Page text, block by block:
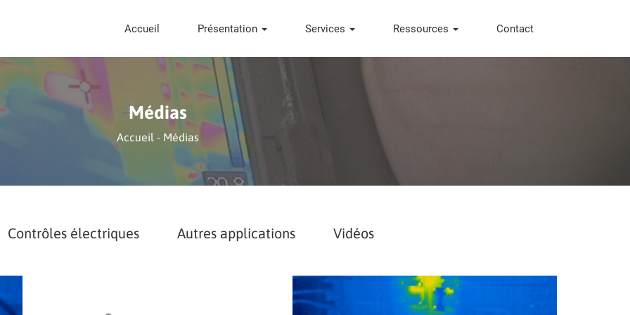
Accueil Présentation Services Ressources Contact
Médias
Accueil - Médias
Contrôles électriques Autres applications Vidéos